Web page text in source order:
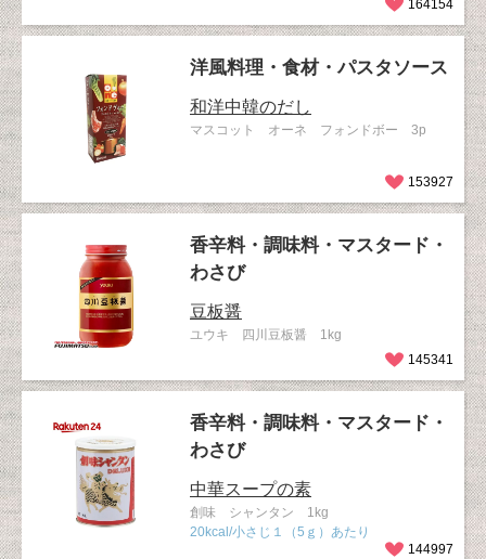
164154
洋風料理・食材・パスタソース
和洋中韓のだし
マスコット オーネ フォンドボー 3p
153927
香辛料・調味料・マスタード・
わさび
豆板醤
ユウキ 四川豆板醤 1kg
145341
香辛料・調味料・マスタード・
わさび
中華スープの素
創味 シャンタン 1kg
20kcal/小さじ１（5ｇ）あたり
144997